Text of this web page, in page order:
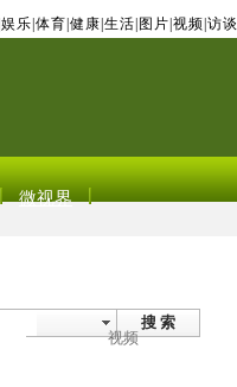
娱乐 体育 健康 生活 图片 视频 访谈
微视界
搜 索
视频